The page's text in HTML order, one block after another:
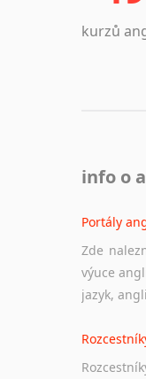
kurzů
info o
Portály
Zde
výuce